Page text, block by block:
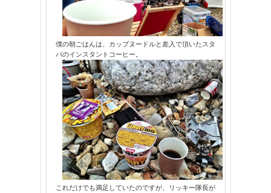
僕の朝ごはんは、カップヌードルと差入で頂いたスタ
バのインスタントコーヒー。
これだけでも満足していたのですが、リッキー隊長が